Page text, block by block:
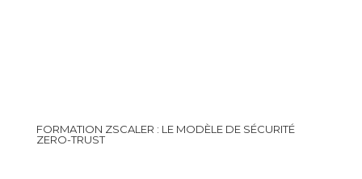
FORMATION ZSCALER : LE MODÈLE DE SÉCURITÉ
ZERO-TRUST